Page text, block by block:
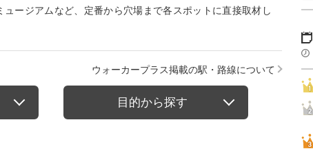
ージアムなど、定番から穴場まで各スポットに直接取材し
ウォーカープラス掲載の駅・路線について
目的から探す